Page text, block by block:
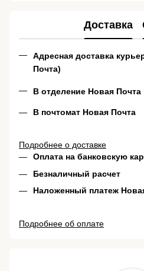
Доставка
Адресная доставка
Почта)
В отделение Новая Почта
В почтомат Новая Почта
Подробнее о доставке
Оплата на банковскую
Безналичный расчет
Наложенный платеж
Подробнее об оплате